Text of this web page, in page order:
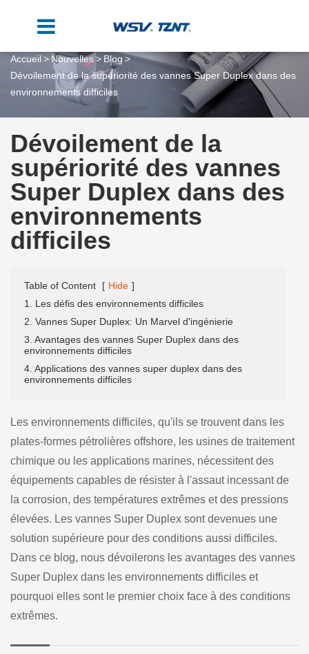
Accueil Nouvelles
Blog
Dévoilement de la supériorité des vannes Super Duplex dans des
environnements difficiles
Dévoilement de la
supériorité des vannes
Super Duplex dans des
environnements
difficiles
Table of Content [ Hide ]
1. Les défis des environnements difficiles
2. Vannes Super Duplex: Un Marvel d'ingénierie
3. Avantages des vannes Super Duplex dans des
environnements difficiles
4. Applications des vannes super duplex dans des
environnements difficiles
Les environnements difficiles, qu'ils se trouvent dans les
plates-formes pétrolières offshore, les usines de traitement
chimique ou les applications marines, nécessitent des
équipements capables de résister à l'assaut incessant de
la corrosion, des températures extrêmes et des pressions
élevées. Les vannes Super Duplex sont devenues une
solution supérieure pour des conditions aussi difficiles.
Dans ce blog, nous dévoilerons les avantages des vannes
Super Duplex dans les environnements difficiles et
pourquoi elles sont le premier choix face à des conditions
extrêmes.